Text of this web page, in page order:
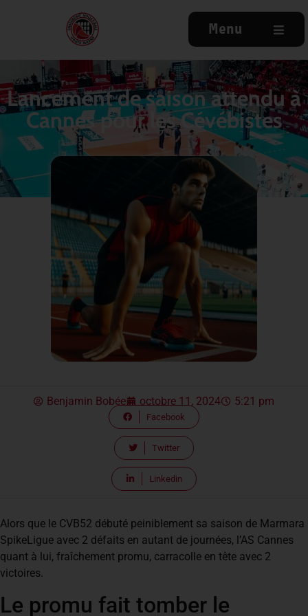
Menu
Lancement de saison attendu à
Cannes pour les Cévébistes
Benjamin Bobée octobre 11, 2024 5:21 pm
Facebook
Twitter
Linkedin
Alors que le CVB52 débuté peiniblement sa saison de Marmara
SpikeLigue avec 2 défaits en autant de journées, l’AS Cannes
quant à lui, fraîchement promu, carracolle en tête avec 2
victoires.
Le promu fait tomber le